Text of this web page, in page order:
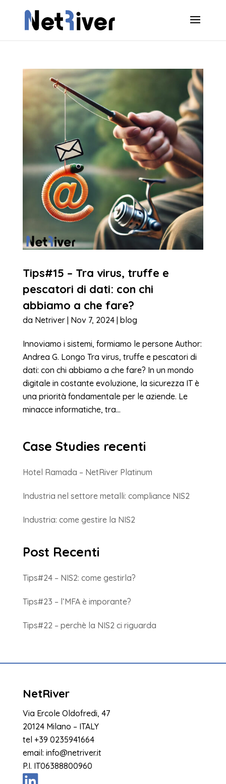
Tips#15 – Tra virus, truffe e
pescatori di dati: con chi
abbiamo a che fare?
da Netriver| Nov 7, 2024| blog
Innoviamo i sistemi, formiamo le persone Author:
Andrea G. Longo Tra virus, truffe e pescatori di
dati: con chi abbiamo a che fare? In un mondo
digitale in costante evoluzione, la sicurezza IT è
una priorità fondamentale per le aziende. Le
minacce informatiche, tra...
Case Studies recenti
Hotel Ramada – NetRiver Platinum
Industria nel settore metalli: compliance NIS2
Industria: come gestire la NIS2
Post Recenti
Tips#24 – NIS2: come gestirla?
Tips#23 – l’MFA è imporante?
Tips#22 – perchè la NIS2 ci riguarda
NetRiver
Via Ercole Oldofredi, 47
20124 Milano – ITALY
tel +39 0235941664
email: info@netriver.it
P.I. IT06388800960